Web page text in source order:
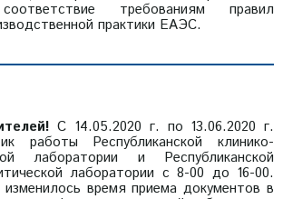
требованиям правил
практики ЕАЭС.
С 14.05.2020 г. по 13.06.2020 г.
работы Республиканской клинико-
лаборатории и Республиканской
лаборатории с 8-00 до 16-00.
время приема документов в